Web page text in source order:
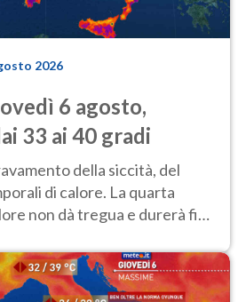
2026
6 agosto,
33 ai 40 gradi
della siccità, del
di calore. La quarta
non dà tregua e durerà fino